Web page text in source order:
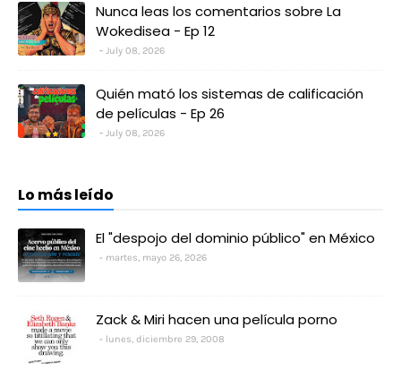
Nunca leas los comentarios sobre La
Wokedisea - Ep 12
July 08, 2026
Quién mató los sistemas de calificación
de películas - Ep 26
July 08, 2026
Lo más leído
El "despojo del dominio público" en México
martes, mayo 26, 2026
Zack & Miri hacen una película porno
lunes, diciembre 29, 2008